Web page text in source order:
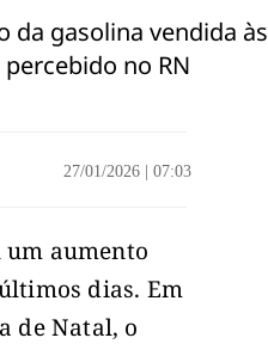
da gasolina vendida às
no RN
27/01/2026 07:03
um aumento
dias. Em
de Natal, o